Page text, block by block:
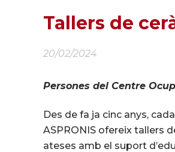
Tallers de
20/02/2024
Persones del Centre
Des de fa ja cinc anys,
ASPRONIS ofereix tallers
ateses amb el suport